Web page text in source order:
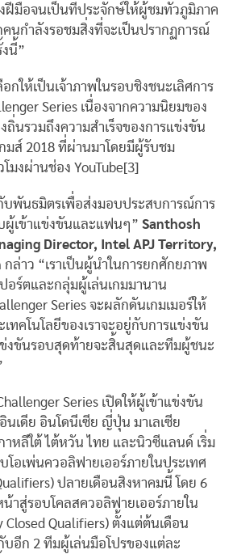
งฝีมือจนเป็นที่ประจักษ์ให้ผู้ชมทั่วภูมิภาค
นกำลังรอชมสิ่งที่จะเป็นปรากฏการณ์
งนี้”
อกให้เป็นเจ้าภาพในรอบชิงชนะเลิศการ
Series เนื่องจากความนิยมของ
นรวมถึงความสำเร็จของการแข่งขัน
มส์ 2018 ที่ผ่านมาโดยมีผู้รับชม
มงผ่านช่อง YouTube[3]
บพันธมิตรเพื่อส่งมอบประสบการณ์การ
ผู้เข้าแข่งขันและแฟนๆ” Santhosh
Director, Intel APJ Territory,
กล่าว “เราเป็นผู้นำในการยกศักยภาพ
อร์ตและกลุ่มผู้เล่นเกมมานาน
Series จะผลักดันเกมเมอร์ให้
ทคโนโลยีของเราจะอยู่กับการแข่งขัน
งขันรอบสุดท้ายจะสิ้นสุดและทีมผู้ชนะ
Series เปิดให้ผู้เข้าแข่งขัน
นเดีย อินโดนีเซีย ญี่ปุ่น มาเลเซีย
หลีใต้ ไต้หวัน ไทย และนิวซีแลนด์ เริ่ม
โอเพ่นควอลิฟายเออร์ภายในประเทศ
ปลายเดือนสิงหาคมนี้ โดย 6
าสู่รอบโคลสควอลิฟายเออร์ภายใน
Closed Qualifiers) ตั้งแต่ต้นเดือน
อีก 2 ทีมผู้เล่นมือโปรของแต่ละ